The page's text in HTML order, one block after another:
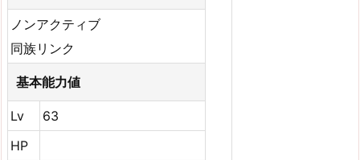
ノンアクティブ
同族リンク
基本能力値
Lv
63
HP